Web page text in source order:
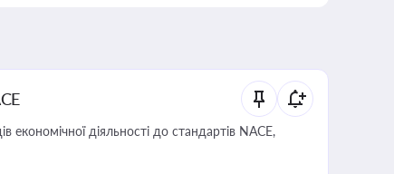
економічної діяльності до стандартів NACE,